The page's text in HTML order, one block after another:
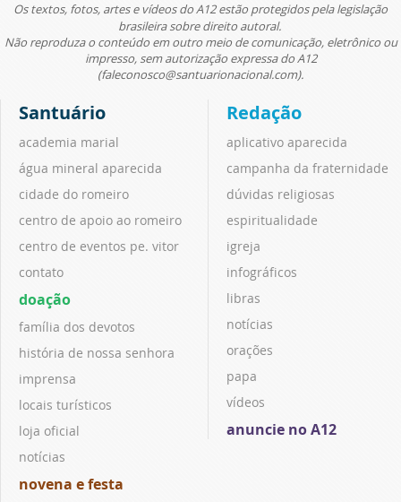
Os textos, fotos, artes e vídeos do A12 estão protegidos pela legislação
brasileira sobre direito autoral.
Não reproduza o conteúdo em outro meio de comunicação, eletrônico ou
impresso, sem autorização expressa do A12
(faleconosco@santuarionacional.com).
Santuário
academia marial
água mineral aparecida
cidade do romeiro
centro de apoio ao romeiro
centro de eventos pe. vitor
contato
doação
família dos devotos
história de nossa senhora
imprensa
locais turísticos
loja oficial
notícias
novena e festa
Redação
aplicativo aparecida
campanha da fraternidade
dúvidas religiosas
espiritualidade
igreja
infográficos
libras
notícias
orações
papa
vídeos
anuncie no A12